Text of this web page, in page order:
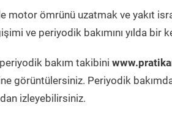
motor ömrünü uzatmak ve yakıt
ve periyodik bakımını yılda bir
periyodik bakım takibini
görüntülersiniz. Periyodik
izleyebilirsiniz.